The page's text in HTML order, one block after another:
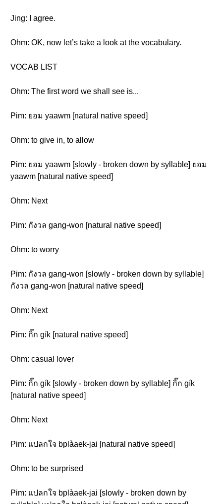
Jing: I agree.
Ohm: OK, now let’s take a look at the vocabulary.
VOCAB LIST
Ohm: The first word we shall see is...
Pim: ยอม yaawm [natural native speed]
Ohm: to give in, to allow
Pim: ยอม yaawm [slowly - broken down by syllable] ยอม
yaawm [natural native speed]
Ohm: Next
Pim: กังวล gang-won [natural native speed]
Ohm: to worry
Pim: กังวล gang-won [slowly - broken down by syllable]
กังวล gang-won [natural native speed]
Ohm: Next
Pim: กิ๊ก gík [natural native speed]
Ohm: casual lover
Pim: กิ๊ก gík [slowly - broken down by syllable] กิ๊ก gík
[natural native speed]
Ohm: Next
Pim: แปลกใจ bplàaek-jai [natural native speed]
Ohm: to be surprised
Pim: แปลกใจ bplàaek-jai [slowly - broken down by